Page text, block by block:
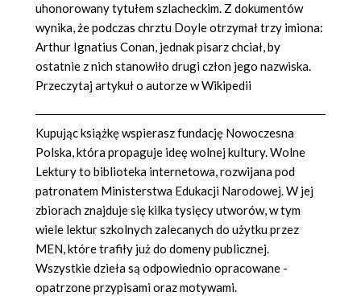
uhonorowany tytułem szlacheckim. Z dokumentów
wynika, że podczas chrztu Doyle otrzymał trzy imiona:
Arthur Ignatius Conan, jednak pisarz chciał, by
ostatnie z nich stanowiło drugi człon jego nazwiska.
Przeczytaj artykuł o autorze w Wikipedii
Kupując książkę wspierasz fundację Nowoczesna
Polska, która propaguje ideę wolnej kultury. Wolne
Lektury to biblioteka internetowa, rozwijana pod
patronatem Ministerstwa Edukacji Narodowej. W jej
zbiorach znajduje się kilka tysięcy utworów, w tym
wiele lektur szkolnych zalecanych do użytku przez
MEN, które trafiły już do domeny publicznej.
Wszystkie dzieła są odpowiednio opracowane -
opatrzone przypisami oraz motywami.